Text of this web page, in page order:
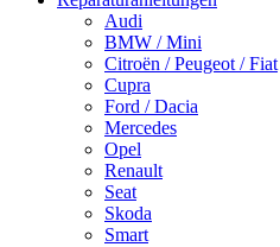
Audi
BMW / Mini
Citroën / Peugeot / Fiat
Cupra
Ford / Dacia
Mercedes
Opel
Renault
Seat
Skoda
Smart